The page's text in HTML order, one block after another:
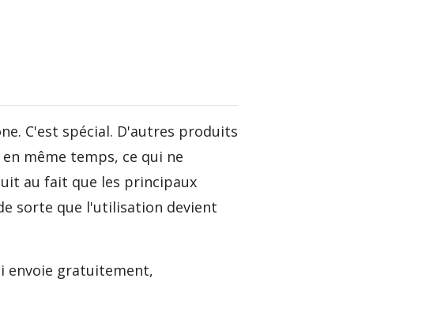
C'est spécial. D'autres produits
même temps, ce qui ne
au fait que les principaux
sorte que l'utilisation devient
envoie gratuitement,